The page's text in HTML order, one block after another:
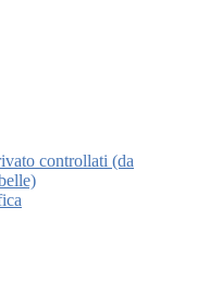
controllati (da